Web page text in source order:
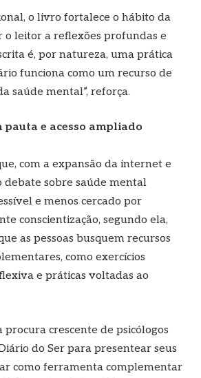
o livro fortalece o hábito da
o leitor a reflexões profundas e
é, por natureza, uma prática
funciona como um recurso de
saúde mental”, reforça.
pauta e acesso ampliado
com a expansão da internet e
debate sobre saúde mental
e menos cercado por
conscientização, segundo ela,
as pessoas busquem recursos
como exercícios
e práticas voltadas ao
procura crescente de psicólogos
do Ser para presentear seus
como ferramenta complementar